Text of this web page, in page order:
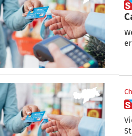
 „Aber bitte mit Karte“: Immer